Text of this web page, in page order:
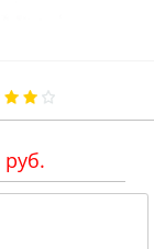
руб.